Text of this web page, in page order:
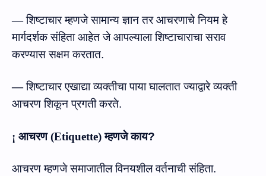
— शिष्टाचार म्हणजे सामान्य ज्ञान तर आचरणाचे नियम हे
मार्गदर्शक संहिता आहेत जे आपल्याला शिष्टाचाराचा सराव
करण्यास सक्षम करतात.
— शिष्टाचार एखाद्या व्यक्तीचा पाया घालतात ज्याद्वारे व्यक्ती
आचरण शिकून प्रगती करते.
¡ आचरण(Etiquette) म्हणजे काय?
आचरण म्हणजे समाजातील विनयशील वर्तनाची संहिता.